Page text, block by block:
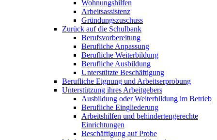
Wohnungshilfen
Arbeitsassistenz
Gründungszuschuss
Zurück auf die Schulbank
Berufsvorbereitung
Berufliche Anpassung
Berufliche Weiterbildung
Berufliche Ausbildung
Unterstützte Beschäftigung
Berufliche Eignung und Arbeitserprobung
Unterstützung ihres Arbeitgebers
Ausbildung oder Weiterbildung im Betrieb
Berufliche Eingliederung
Arbeitshilfen und behindertengerechte
Einrichtungen
Beschäftigung auf Probe